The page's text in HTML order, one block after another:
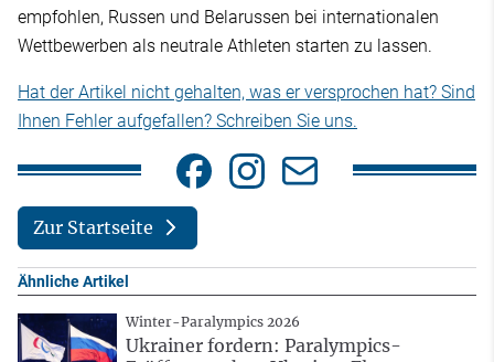
empfohlen, Russen und Belarussen bei internationalen
Wettbewerben als neutrale Athleten starten zu lassen.
Hat der Artikel nicht gehalten, was er versprochen hat? Sind
Ihnen Fehler aufgefallen? Schreiben Sie uns.
Zur Startseite
Ähnliche Artikel
Winter-Paralympics 2026
Ukrainer fordern: Paralympics-